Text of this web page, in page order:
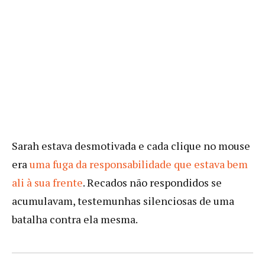
Sarah estava desmotivada e cada clique no mouse
erauma fuga da responsabilidade que estava bem
ali à sua frente. Recados não respondidos se
acumulavam, testemunhas silenciosas de uma
batalha contra ela mesma.